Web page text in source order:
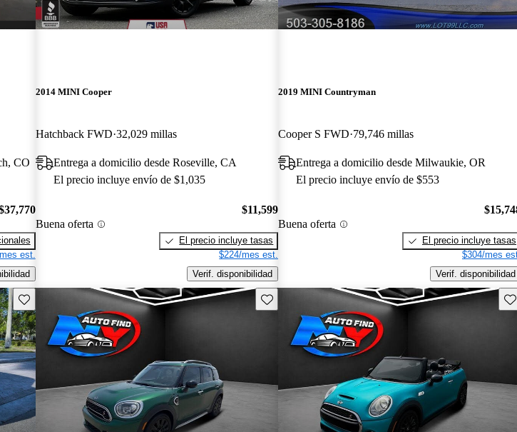
CO
est.
2014 MINI Cooper
Hatchback FWD 32,029 millas
Entrega a domicilio desde Roseville, CA
El precio incluye envío de $1,035
Buena oferta
$11,599
El precio incluye tasas
$224/mes est.
Verif. disponibilidad
2019 MINI Countryman
Cooper S FWD 79,746 millas
Entrega a domicilio desde Milwaukie, OR
El precio incluye envío de $553
Buena oferta
El precio incluye tasas
$304/mes
Verif. disponibilidad
Guarda este Aviso Guarda este Aviso